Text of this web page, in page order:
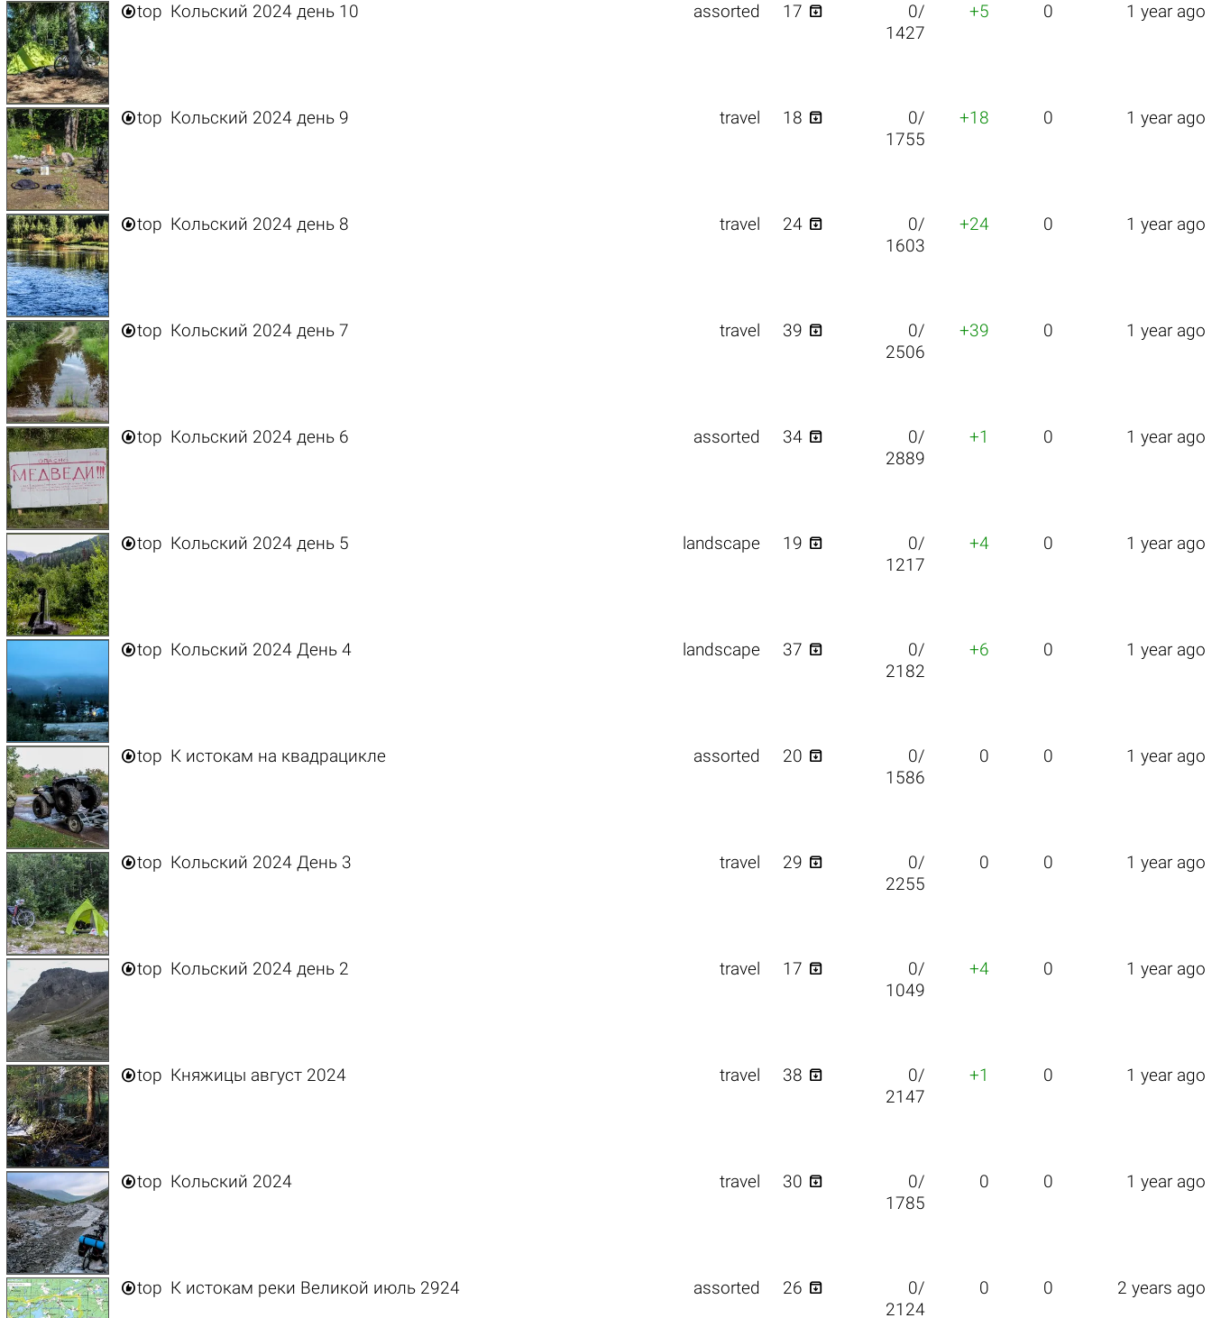
top Кольский 2024 день 10 assorted 17 
0/
1427
+5 0 1 year ago
top Кольский 2024 день 9 travel 18 
0/
1755
+18 0 1 year ago
top Кольский 2024 день 8 travel 24 
0/
1603
+24 0 1 year ago
top Кольский 2024 день 7 travel 39 
0/
2506
+39 0 1 year ago
top Кольский 2024 день 6 assorted 34 
0/
2889
+1 0 1 year ago
top Кольский 2024 день 5 landscape 19 
0/
1217
+4 0 1 year ago
top Кольский 2024 День 4 landscape 37 
0/
2182
+6 0 1 year ago
top К истокам на квадрацикле assorted 20 
0/
1586
0 0 1 year ago
top Кольский 2024 День 3 travel 29 
0/
2255
0 0 1 year ago
top Кольский 2024 день 2 travel 17 
0/
1049
+4 0 1 year ago
top Княжицы август 2024 travel 38 
0/
2147
+1 0 1 year ago
top Кольский 2024 travel 30 
0/
1785
0 0 1 year ago
top К истокам реки Великой июль 2924 assorted 26 
0/
2124
0 0 2 years ago